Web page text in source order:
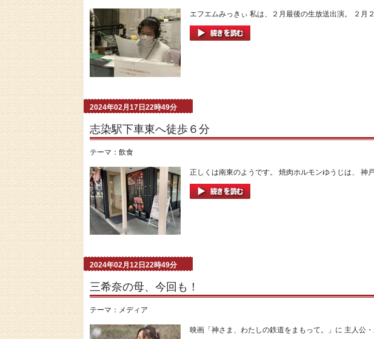
エフエムみっきぃ 私は、２月最後の生放送出演。 ２月
2024年02月17日22時49分
志染駅下車東へ徒歩６分
テーマ： 飲食
正しくは南東のようです。 焼肉ホルモンゆうじは、 神
2024年02月12日22時49分
三希奈の母、今回も！
テーマ： メディア
映画「神さま、わたしの鉄道をまもって。」に 主人公